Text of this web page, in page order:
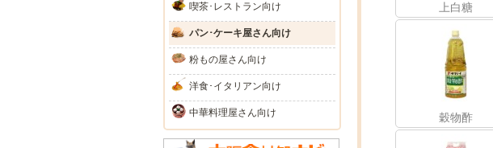
喫茶･レストラン向け
パン･ケーキ屋さん向け
粉もの屋さん向け
洋食･イタリアン向け
中華料理屋さん向け
上白糖
穀物酢